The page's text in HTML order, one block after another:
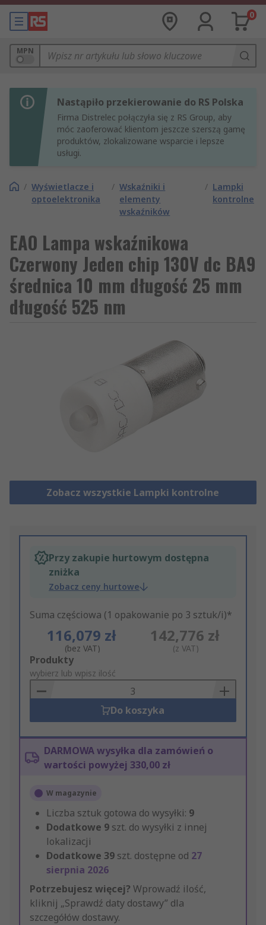
0
MPN
Nastąpiło przekierowanie do RS Polska
Firma Distrelec połączyła się z RS Group, aby
móc zaoferować klientom jeszcze szerszą gamę
produktów, zlokalizowane wsparcie i lepsze
usługi.
/ Wyświetlacze i
optoelektronika
/ Wskaźniki i
elementy
wskaźników
/ Lampki
kontrolne
EAO Lampa wskaźnikowa
Czerwony Jeden chip 130V dc BA9
średnica 10 mm długość 25 mm
długość 525 nm
Zobacz wszystkie Lampki kontrolne
Przy zakupie hurtowym dostępna
zniżka
Zobacz ceny hurtowe
Suma częściowa (1 opakowanie po 3 sztuk/i)*
116,079 zł
(bez VAT)
142,776 zł
(z VAT)
Add
to
Basket
Produkty
wybierz lub wpisz ilość
Do koszyka
DARMOWA wysyłka dla zamówień o
wartości powyżej 330,00 zł
W magazynie
Liczba sztuk gotowa do wysyłki: 9
Dodatkowe 9 szt. do wysyłki z innej
lokalizacji
Dodatkowe 39 szt. dostępne od 27
sierpnia 2026
Potrzebujesz więcej? Wprowadź ilość,
kliknij „Sprawdź daty dostawy” dla
szczegółów dostawy.